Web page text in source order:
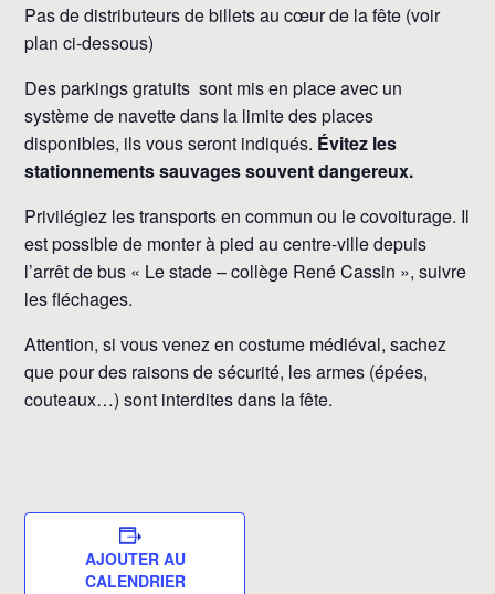
Pas de distributeurs de billets au cœur de la fête (voir
plan ci-dessous)
Des parkings gratuits sont mis en place avec un
système de navette dans la limite des places
disponibles, ils vous seront indiqués. Évitez les
stationnements sauvages souvent dangereux.
Privilégiez les transports en commun ou le covoiturage. Il
est possible de monter à pied au centre-ville depuis
l’arrêt de bus « Le stade – collège René Cassin », suivre
les fléchages.
Attention, si vous venez en costume médiéval, sachez
que pour des raisons de sécurité, les armes (épées,
couteaux…) sont interdites dans la fête.
AJOUTER AU
CALENDRIER